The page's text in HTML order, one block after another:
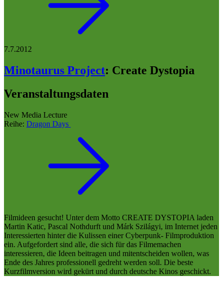
7.7.2012
Minotaurus Project: Create Dystopia
Veranstaltungsdaten
New Media Lecture
Reihe: Dragon Days
Filmideen gesucht! Unter dem Motto CREATE DYSTOPIA laden
Martin Katic, Pascal Nothdurft und Márk Szilágyi, im Internet jeden
Interessierten hinter die Kulissen einer Cyberpunk- Filmproduktion
ein. Aufgefordert sind alle, die sich für das Filmemachen
interessieren, die Ideen beitragen und mitentscheiden wollen, was
Ende des Jahres professionell gedreht werden soll. Die beste
Kurzfilmversion wird gekürt und durch deutsche Kinos geschickt.